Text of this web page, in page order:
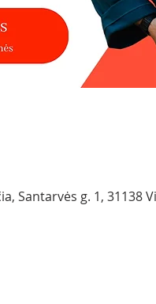
Santarvės g. 1, 31138